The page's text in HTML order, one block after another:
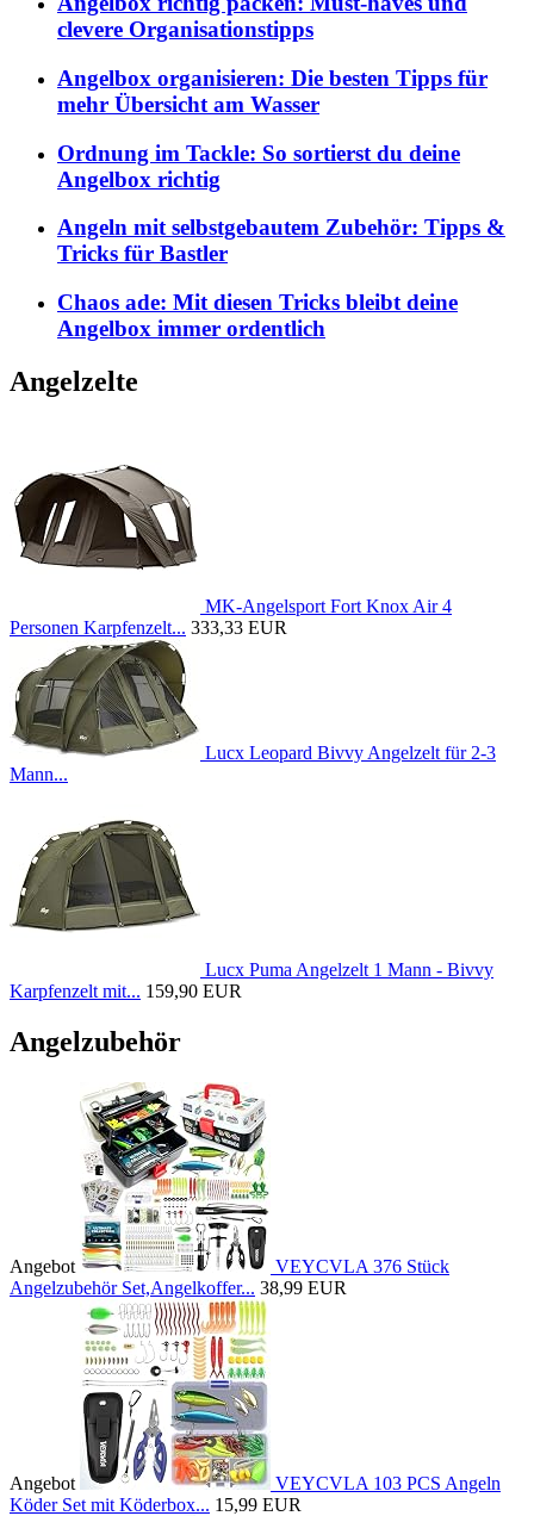
clevere Organisationstipps
Angelbox organisieren: Die besten Tipps für
mehr Übersicht am Wasser
Ordnung im Tackle: So sortierst du deine
Angelbox richtig
Angeln mit selbstgebautem Zubehör: Tipps &
Tricks für Bastler
Chaos ade: Mit diesen Tricks bleibt deine
Angelbox immer ordentlich
Angelzelte
MK-Angelsport Fort Knox Air 4
Personen Karpfenzelt... 333,33 EUR
Lucx Leopard Bivvy Angelzelt für 2-3
Mann...
Lucx Puma Angelzelt 1 Mann - Bivvy
Karpfenzelt mit... 159,90 EUR
Angelzubehör
Angebot
VEYCVLA 376 Stück
Angelzubehör Set,Angelkoffer... 38,99 EUR
Angebot
VEYCVLA 103 PCS Angeln
Köder Set mit Köderbox... 15,99 EUR